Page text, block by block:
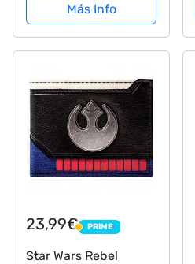
Más Info
23,99€ PRIME
PRIME
Star Wars Rebel